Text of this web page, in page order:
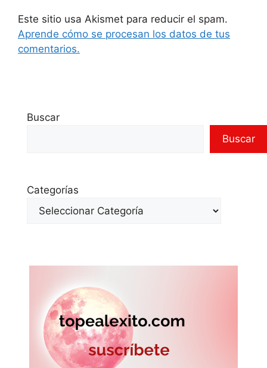
Este sitio usa Akismet para reducir el spam.
Aprende cómo se procesan los datos de tus
comentarios.
Buscar
Buscar
Categorías